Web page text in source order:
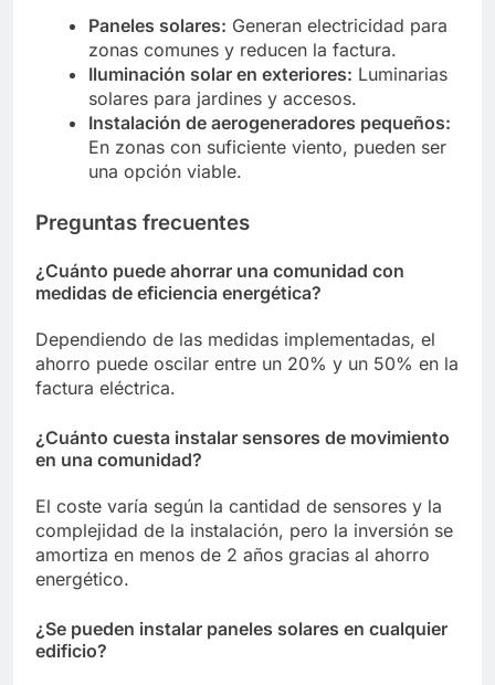
Paneles solares: Generan electricidad para
zonas comunes y reducen la factura.
Iluminación solar en exteriores: Luminarias
solares para jardines y accesos.
Instalación de aerogeneradores pequeños:
En zonas con suficiente viento, pueden ser
una opción viable.
Preguntas frecuentes
¿Cuánto puede ahorrar una comunidad con
medidas de eficiencia energética?
Dependiendo de las medidas implementadas, el
ahorro puede oscilar entre un 20% y un 50% en la
factura eléctrica.
¿Cuánto cuesta instalar sensores de movimiento
en una comunidad?
El coste varía según la cantidad de sensores y la
complejidad de la instalación, pero la inversión se
amortiza en menos de 2 años gracias al ahorro
energético.
¿Se pueden instalar paneles solares en cualquier
edificio?